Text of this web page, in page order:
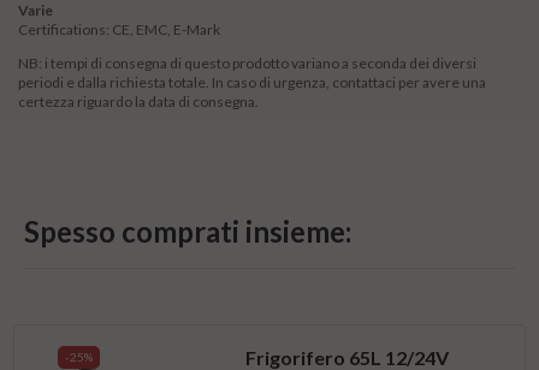
Varie
Certifications: CE, EMC, E-Mark
NB: i tempi di consegna di questo prodotto variano a seconda dei diversi
periodi e dalla richiesta totale. In caso di urgenza, contattaci per avere una
certezza riguardo la data di consegna.
Spesso comprati insieme:
-25%
Frigorifero 65L 12/24V